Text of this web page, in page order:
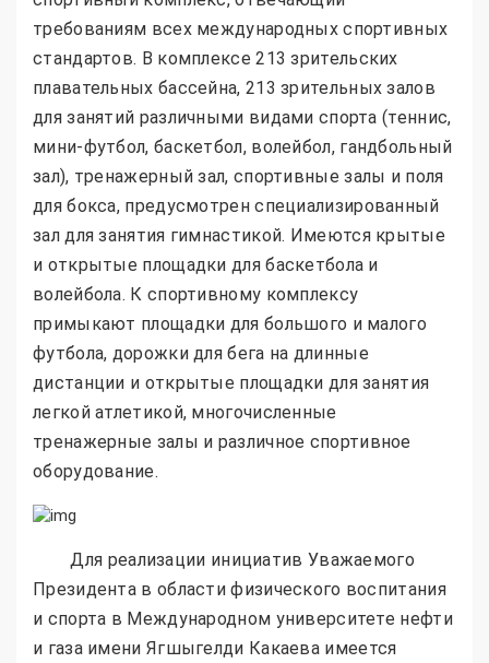
требованиям всех международных спортивных
стандартов. В комплексе 213 зрительских
плавательных бассейна, 213 зрительных залов
для занятий различными видами спорта (теннис,
мини-футбол, баскетбол, волейбол, гандбольный
зал), тренажерный зал, спортивные залы и поля
для бокса, предусмотрен специализированный
зал для занятия гимнастикой. Имеются крытые
и открытые площадки для баскетбола и
волейбола. К спортивному комплексу
примыкают площадки для большого и малого
футбола, дорожки для бега на длинные
дистанции и открытые площадки для занятия
легкой атлетикой, многочисленные
тренажерные залы и различное спортивное
оборудование.
Для реализации инициатив Уважаемого
Президента в области физического воспитания
и спорта в Международном университете нефти
и газа имени Ягшыгелди Какаева имеется